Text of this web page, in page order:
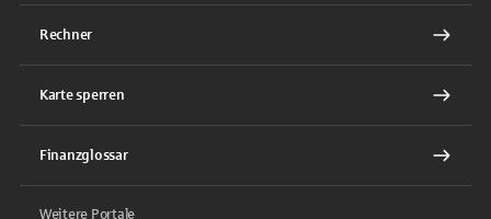
Rechner
Karte sperren
Finanzglossar
Weitere Portale